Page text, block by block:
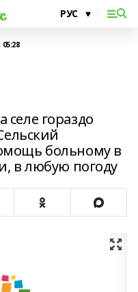
гораздо
больному в
в любую погоду